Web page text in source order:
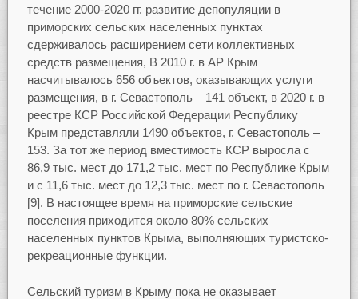
течение 2000-2020 гг. развитие депопуляции в
приморских сельских населенных пунктах
сдерживалось расширением сети коллективных
средств размещения, В 2010 г. в АР Крым
насчитывалось 656 объектов, оказывающих услуги
размещения, в г. Севастополь – 141 объект, в 2020 г. в
реестре КСР Российской Федерации Республику
Крым представляли 1490 объектов, г. Севастополь –
153. За тот же период вместимость КСР выросла с
86,9 тыс. мест до 171,2 тыс. мест по Республике Крым
и с 11,6 тыс. мест до 12,3 тыс. мест по г. Севастополь
[9]. В настоящее время на приморские сельские
поселения приходится около 80% сельских
населенных пунктов Крыма, выполняющих туристско-
рекреационные функции.
Сельский туризм в Крыму пока не оказывает